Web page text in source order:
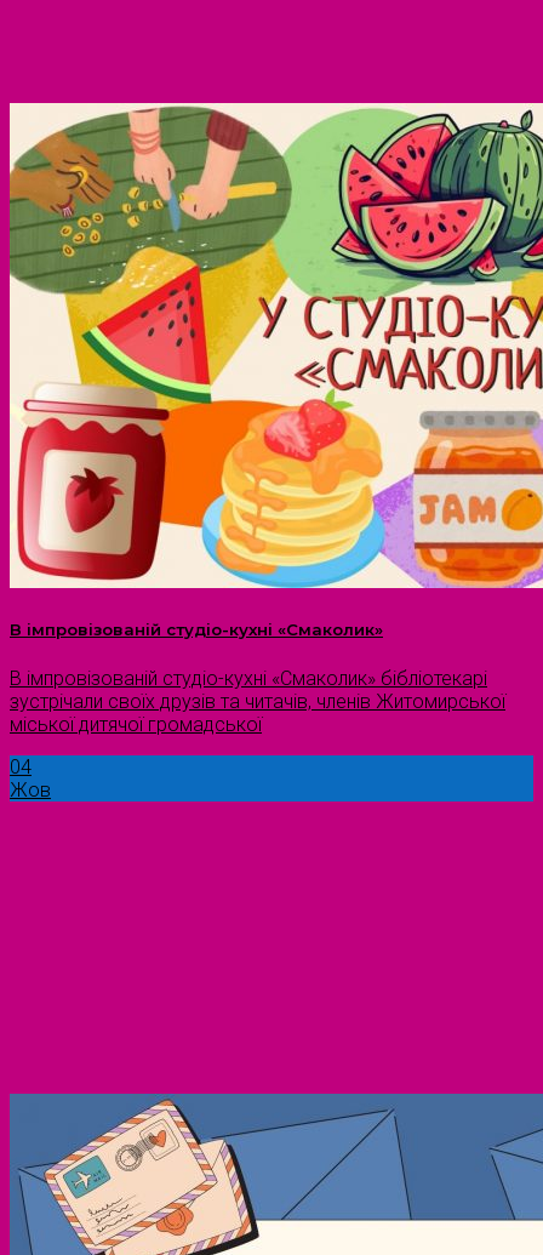
В імпровізованій студіо-кухні «Смаколик»
В імпровізованій студіо-кухні «Смаколик» бібліотекарі
зустрічали своїх друзів та читачів, членів Житомирської
міської дитячої громадської
04
Жов